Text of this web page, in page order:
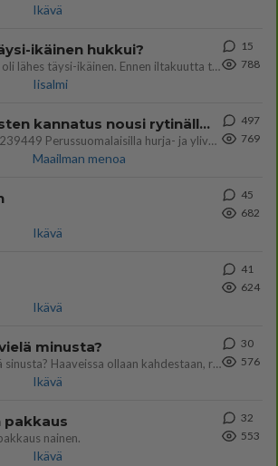
Ikävä
ikäinen hukkui?
Poliisin mukaan nuori oli lähes täysi-ikäinen. Ennen iltakuutta tulleen ilmoituksen mukaan ihminen oli joutunut mahdoll
Iisalmi
15
788
Perussuomalaisten kannatus nousi rytinällä Ylen tänään julkaisemassa tuoreimmassa gallup-kyselyssä.
https://yle.fi/a/74-20239449 Perussuomalaisilla hurja- ja ylivoimaisesti suurin nousu tässä uudessa Ylen gallupissa. Kyl
Maailman menoa
497
769
Ikävä
45
682
Ikävä
41
624
minusta?
Yhtä paljon, kuin minä sinusta? Haaveissa ollaan kahdestaan, rauhassa ja lähennytään fyysisesti ja tutustutaan syvemmin
Ikävä
30
576
pakkaus
nainen.
Ikävä
32
553